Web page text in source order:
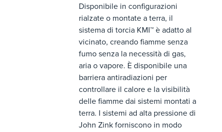
Disponibile in configurazioni
rialzate o montate a terra, il
sistema di torcia KMI™ è adatto al
vicinato, creando fiamme senza
fumo senza la necessità di gas,
aria o vapore. È disponibile una
barriera antiradiazioni per
controllare il calore e la visibilità
delle fiamme dai sistemi montati a
terra. I sistemi ad alta pressione di
John Zink forniscono in modo